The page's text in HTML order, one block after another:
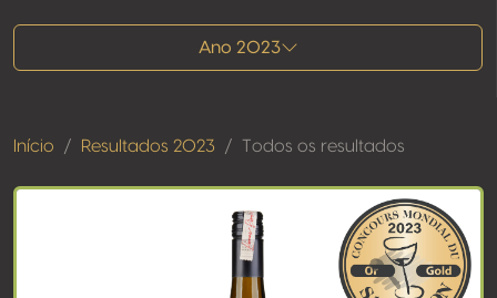
Ano 2023
Início Resultados 2023 Todos os resultados